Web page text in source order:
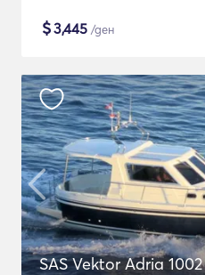
$3,445 /ден
SAS Vektor Adria 1002